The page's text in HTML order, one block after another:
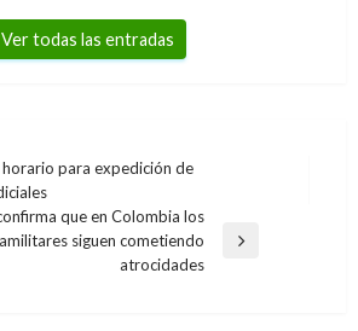
Ver todas las entradas
para expedición de
que en Colombia los
siguen cometiendo
atrocidades